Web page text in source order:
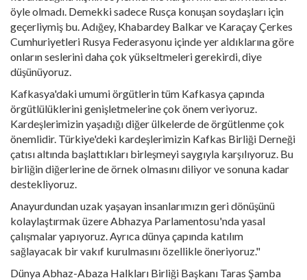
öyle olmadı. Demekki sadece Rusça konuşan soydaşları için
geçerliymiş bu. Adığey, Khabardey Balkar ve Karaçay Çerkes
Cumhuriyetleri Rusya Federasyonu içinde yer aldıklarına göre
onların seslerini daha çok yükseltmeleri gerekirdi, diye
düşünüyoruz.
Kafkasya'daki umumi örgütlerin tüm Kafkasya çapında
örgütlülüklerini genişletmelerine çok önem veriyoruz.
Kardeşlerimizin yaşadığı diğer ülkelerde de örgütlenme çok
önemlidir. Türkiye'deki kardeşlerimizin Kafkas Birliği Derneği
çatısı altında başlattıkları birleşmeyi saygıyla karşılıyoruz. Bu
birliğin diğerlerine de örnek olmasını diliyor ve sonuna kadar
destekliyoruz.
Anayurdundan uzak yaşayan insanlarımızın geri dönüşünü
kolaylaştırmak üzere Abhazya Parlamentosu'nda yasal
çalışmalar yapıyoruz. Ayrıca dünya çapında katılım
sağlayacak bir vakıf kurulmasını özellikle öneriyoruz."
Dünya Abhaz-Abaza Halkları Birliği Başkanı Taras Şamba